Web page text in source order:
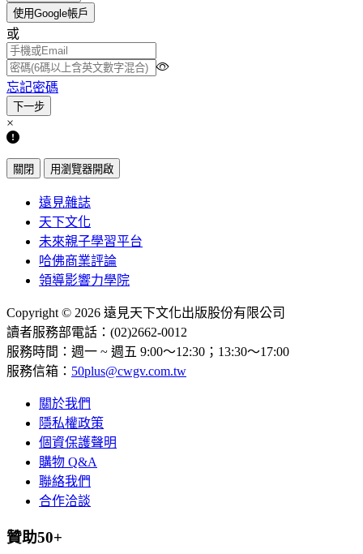
使用Google帳戶
或
忘記密碼
×
關閉 用瀏覽器開啟
遠見雜誌
天下文化
未來親子學習平台
哈佛商業評論
領導影響力學院
Copyright © 2026 遠見天下文化出版股份有限公司
讀者服務部電話：(02)2662-0012
服務時間：週一 ~ 週五 9:00～12:30；13:30～17:00
服務信箱： 50plus@cwgv.com.tw
關於我們
隱私權政策
個資保護聲明
購物 Q&A
聯絡我們
合作洽談
贊助50+